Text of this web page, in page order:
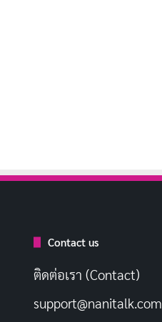
Contact us
ติดต่อเรา (Contact)
support@nanitalk.com